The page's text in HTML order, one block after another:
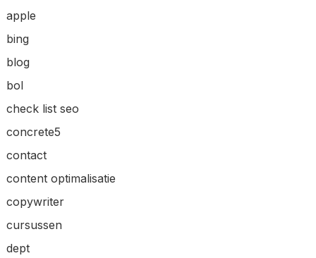
apple
bing
blog
bol
check list seo
concrete5
contact
content optimalisatie
copywriter
cursussen
dept